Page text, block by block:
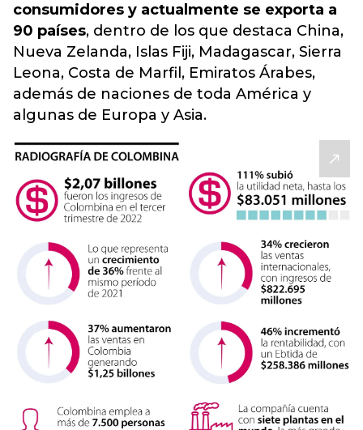
consumidores y actualmente se exporta a
90 países, dentro de los que destaca China,
Nueva Zelanda, Islas Fiji, Madagascar, Sierra
Leona, Costa de Marfil, Emiratos Árabes,
además de naciones de toda América y
algunas de Europa y Asia.